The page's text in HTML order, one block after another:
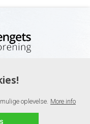
såfremt du
forening.
oplevelse. More info